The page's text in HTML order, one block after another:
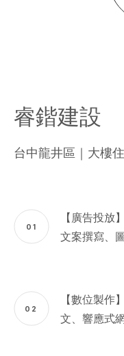
睿鍇建設
台中龍井區｜大樓
01
【廣告投放
文案撰寫、
02
【數位製作
文、響應式